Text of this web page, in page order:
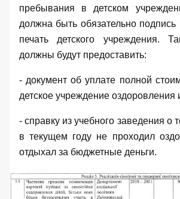
пребывания в детском
должна быть обязательно подпись
печать детского учреждения.
должны будут предоставить:
- документ об уплате полной
детское учреждение оздоровления
- справку из учебного заведения о
в текущем году не проходил
отдыхал за бюджетные деньги.